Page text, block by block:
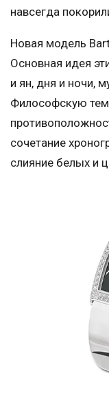
навсегда
Новая модель
Основная идея
и ян, дня и ночи,
Философскую
сочетание
слияние белых и